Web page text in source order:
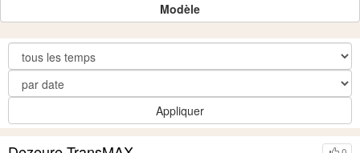
Modèle
Appliquer